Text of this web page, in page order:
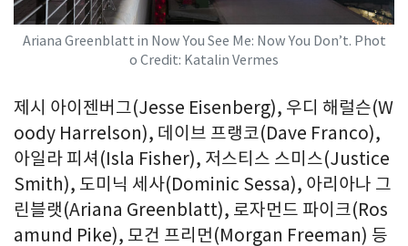
Ariana Greenblatt in Now You See Me: Now You Don’t. Phot
o Credit: Katalin Vermes
제시 아이젠버그(Jesse Eisenberg), 우디 해럴슨(W
oody Harrelson), 데이브 프랭코(Dave Franco),
아일라 피셔(Isla Fisher), 저스티스 스미스(Justice
Smith), 도미닉 세사(Dominic Sessa), 아리아나 그
린블랫(Ariana Greenblatt), 로자먼드 파이크(Ros
amund Pike), 모건 프리먼(Morgan Freeman) 등